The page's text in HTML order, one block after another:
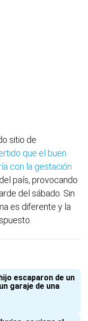
sitio de
que el buen
con la gestación
país, provocando
del sábado. Sin
es diferente y la
escaparon de un
garaje de una